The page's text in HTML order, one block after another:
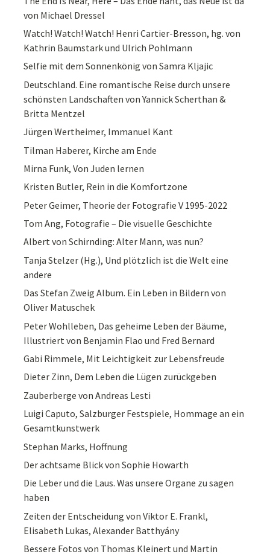
von Michael Dressel
Watch! Watch! Watch! Henri Cartier-Bresson, hg. von
Kathrin Baumstark und Ulrich Pohlmann
Selfie mit dem Sonnenkönig von Samra Kljajic
Deutschland. Eine romantische Reise durch unsere
schönsten Landschaften von Yannick Scherthan &
Britta Mentzel
Jürgen Wertheimer, Immanuel Kant
Tilman Haberer, Kirche am Ende
Mirna Funk, Von Juden lernen
Kristen Butler, Rein in die Komfortzone
Peter Geimer, Theorie der Fotografie V 1995-2022
Tom Ang, Fotografie – Die visuelle Geschichte
Albert von Schirnding: Alter Mann, was nun?
Tanja Stelzer (Hg.), Und plötzlich ist die Welt eine
andere
Das Stefan Zweig Album. Ein Leben in Bildern von
Oliver Matuschek
Peter Wohlleben, Das geheime Leben der Bäume,
Illustriert von Benjamin Flao und Fred Bernard
Gabi Rimmele, Mit Leichtigkeit zur Lebensfreude
Dieter Zinn, Dem Leben die Lügen zurückgeben
Zauberberge von Andreas Lesti
Luigi Caputo, Salzburger Festspiele, Hommage an ein
Gesamtkunstwerk
Stephan Marks, Hoffnung
Der achtsame Blick von Sophie Howarth
Die Leber und die Laus. Was unsere Organe zu sagen
haben
Zeiten der Entscheidung von Viktor E. Frankl,
Elisabeth Lukas, Alexander Batthyány
Bessere Fotos von Thomas Kleinert und Martin